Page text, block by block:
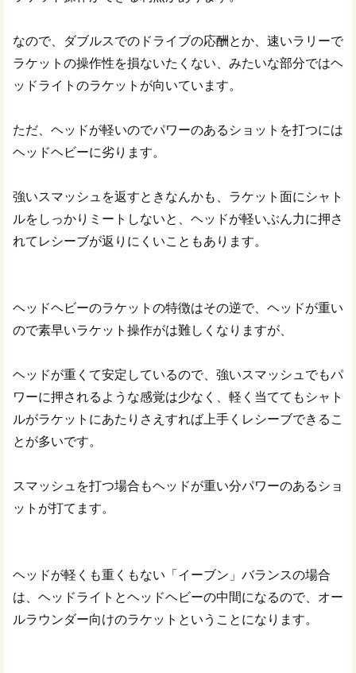
なので、ダブルスでのドライブの応酬とか、速いラリーで
ラケットの操作性を損ないたくない、みたいな部分ではヘ
ッドライトのラケットが向いています。
ただ、ヘッドが軽いのでパワーのあるショットを打つには
ヘッドヘビーに劣ります。
強いスマッシュを返すときなんかも、ラケット面にシャト
ルをしっかりミートしないと、ヘッドが軽いぶん力に押さ
れてレシーブが返りにくいこともあります。
ヘッドヘビーのラケットの特徴はその逆で、ヘッドが重い
ので素早いラケット操作がは難しくなりますが、
ヘッドが重くて安定しているので、強いスマッシュでもパ
ワーに押されるような感覚は少なく、軽く当ててもシャト
ルがラケットにあたりさえすれば上手くレシーブできるこ
とが多いです。
スマッシュを打つ場合もヘッドが重い分パワーのあるショ
ットが打てます。
ヘッドが軽くも重くもない「イーブン」バランスの場合
は、ヘッドライトとヘッドヘビーの中間になるので、オー
ルラウンダー向けのラケットということになります。